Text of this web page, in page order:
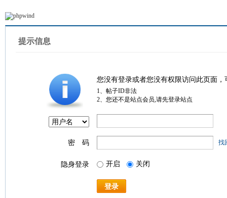
提示信息
您没有登录或者您没有权限访问此页面
1、帖子ID非法
2、您还不是站点会员,请先登录站点
密 码 找
隐身登录 开启 关闭
登录